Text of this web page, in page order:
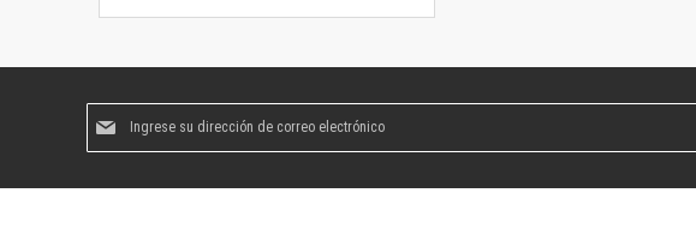
Unidad de Publicaciones del
boletín